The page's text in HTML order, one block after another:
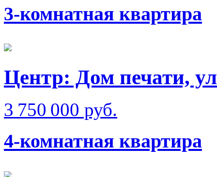
3-комнатная квартира
Центр: Дом печати,
3 750 000 руб.
4-комнатная квартира